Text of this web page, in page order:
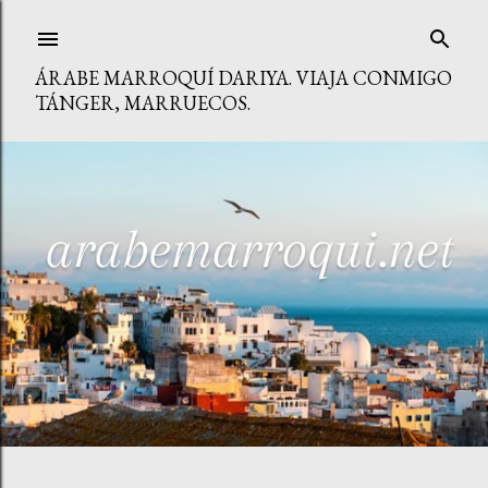
ÁRABE MARROQUÍ DARIYA. VIAJA CONMIGO
TÁNGER, MARRUECOS.